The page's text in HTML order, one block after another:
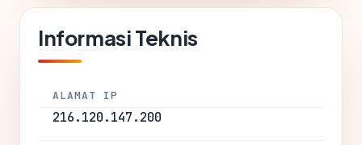
Informasi Teknis
ALAMAT IP
216.120.147.200